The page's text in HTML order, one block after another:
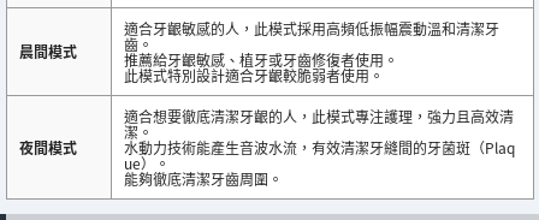
晨間模式
適合牙齦敏感的人，此模式採用高頻低振幅震動溫和清潔牙
齒。
推薦給牙齦敏感、植牙或牙齒修復者使用。
此模式特別設計適合牙齦較脆弱者使用。
夜間模式
適合想要徹底清潔牙齦的人，此模式專注護理，強力且高效清
潔。
水動力技術能產生音波水流，有效清潔牙縫間的牙菌斑（Plaq
ue）。
能夠徹底清潔牙齒周圍。